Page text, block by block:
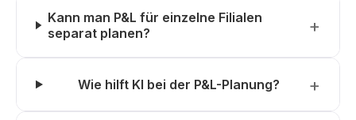
Kann man P&L für einzelne Filialen
separat planen?
Wie hilft KI bei der P&L-Planung?